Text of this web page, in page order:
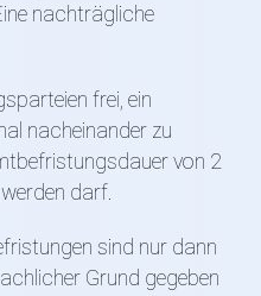
nachträgliche
frei, ein
nacheinander zu
von 2
darf.
sind nur dann
Grund gegeben